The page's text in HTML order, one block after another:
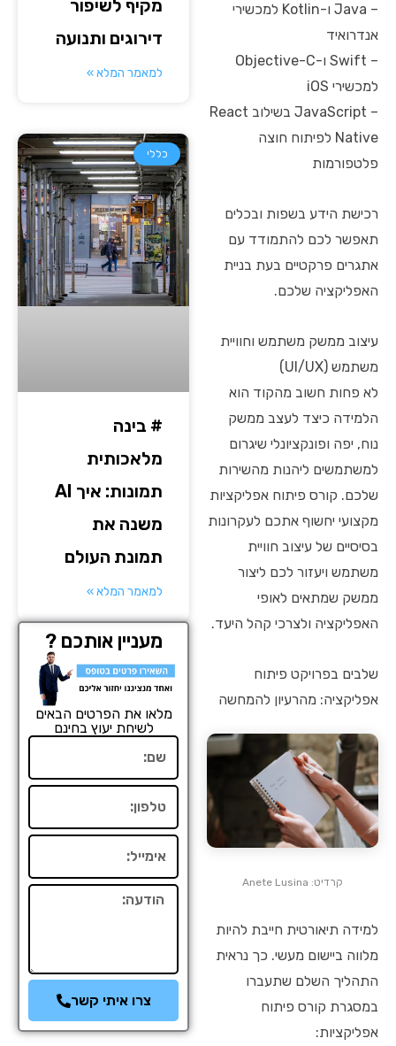
– Java ו-Kotlin למכשירי
אנדרואיד
– Swift ו-Objective-C
למכשירי iOS
– JavaScript בשילוב React
Native לפיתוח חוצה
פלטפורמות
רכישת הידע בשפות ובכלים
תאפשר לכם להתמודד עם
אתגרים פרקטיים בעת בניית
האפליקציה שלכם.
עיצוב ממשק משתמש וחוויית
משתמש (UI/UX)
לא פחות חשוב מהקוד הוא
הלמידה כיצד לעצב ממשק
נוח, יפה ופונקציונלי שיגרום
למשתמשים ליהנות מהשירות
שלכם. קורס פיתוח אפליקציות
מקצועי יחשוף אתכם לעקרונות
בסיסיים של עיצוב חוויית
משתמש ויעזור לכם ליצור
ממשק שמתאים לאופי
האפליקציה ולצרכי קהל היעד.
שלבים בפרויקט פיתוח
אפליקציה: מהרעיון להמחשה
קרדיט: Anete Lusina
למידה תיאורטית חייבת להיות
מלווה ביישום מעשי. כך נראית
התהליך השלם שתעברו
במסגרת קורס פיתוח
אפליקציות:
מקיף לשיפור
דירוגים ותנועה
למאמר המלא »
כללי
# בינה
מלאכותית
תמונות: איך AI
משנה את
תמונת העולם
למאמר המלא »
מעניין אותכם ?
מלאו את הפרטים הבאים
לשיחת יעוץ בחינם
הודעה
צרו איתי קשר